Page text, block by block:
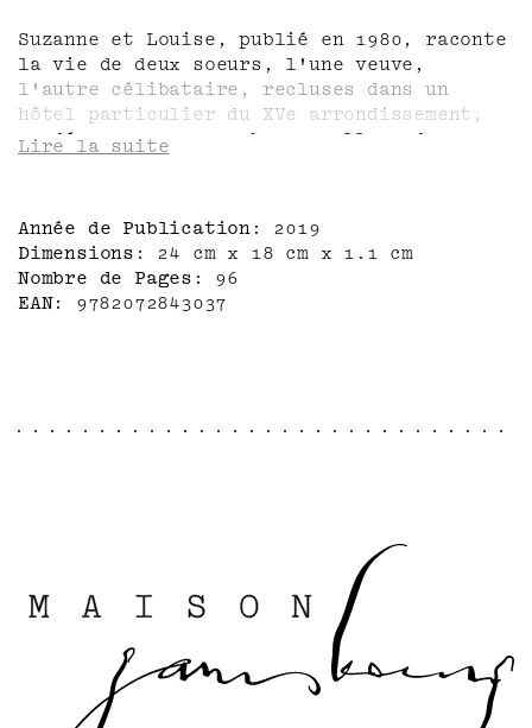
Suzanne et Louise, publié en 1980, raconte
la vie de deux soeurs, l'une veuve,
l'autre célibataire, recluses dans un
hôtel particulier du XVe arrondissement,
gardées par un gros berger allemand.
est aussi leur petit neveu, est un des
rares à leur rendre visite.
Mêlant ses manuscrits à ses photos, Hervé
Guibert a composé un livre entièrement mis
pour [leur] modestie».
Lire la suite
Année de Publication
2019
Dimensions
24 cm x 18 cm x 1.1 cm
Nombre de Pages
96
EAN
9782072843037